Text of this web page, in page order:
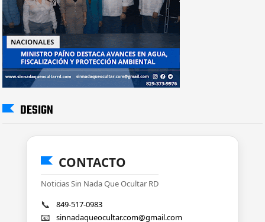
DESIGN
CONTACTO
Noticias Sin Nada Que Ocultar RD
📞 849-517-0983
📧 sinnadaqueocultar.com@gmail.com